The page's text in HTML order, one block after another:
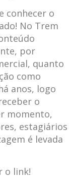
conhecer o
No Trem
por
quanto
como
anos, logo
o
momento,
estagiários
é levada
o link!